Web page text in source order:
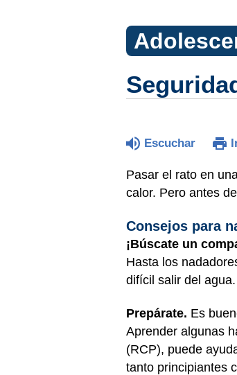
Escuchar
Pasar el rato en
calor. Pero antes
Consejos para
¡Búscate un
Hasta los
difícil salir del
Prepárate. Es
Aprender algunas
(RCP), puede
tanto principiantes